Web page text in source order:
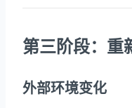
第三阶段：重
外部环境变化